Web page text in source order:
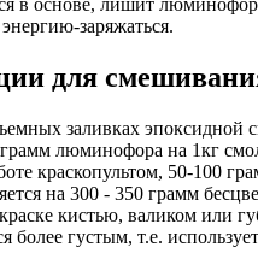
заряжаться.
для
заливках эпоксидной
люминофора на 1кг
краскопультом, 50-100
на 300 - 350 грамм
кистью, валиком или
более густым, т.е.